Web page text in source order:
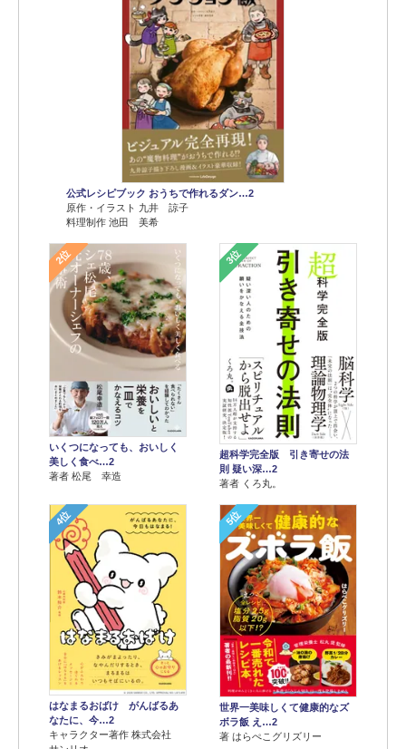
公式レシピブック おうちで作れるダン…2
原作・イラスト 九井 諒子
料理制作 池田 美希
2位
いくつになっても、おいしく
美しく食べ…2
著者 松尾 幸造
3位
超科学完全版 引き寄せの法
則 疑い深…2
著者 くろ丸。
4位
はなまるおばけ がんばるあ
なたに、今…2
キャラクター著作 株式会社
5位
世界一美味しくて健康的なズ
ボラ飯 え…2
著 はらぺこグリズリー